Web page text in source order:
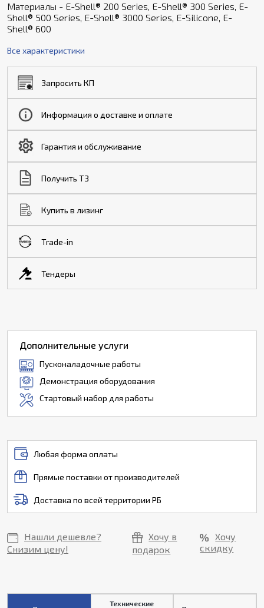
Материалы - E-Shell® 200 Series, E-Shell® 300 Series, E-
Shell® 500 Series, E-Shell® 3000 Series, E-Silicone, E-
Shell® 600
Все характеристики
Запросить КП
Информация о доставке и оплате
Гарантия и обслуживание
Получить ТЗ
Купить в лизинг
Trade-in
Тендеры
Дополнительные услуги
Пусконаладочные работы
Демонстрация оборудования
Стартовый набор для работы
Любая форма оплаты
Прямые поставки от производителей
Доставка по всей территории РБ
Нашли дешевле?
Снизим цену!
Хочу в
подарок
Хочу
скидку
Технические